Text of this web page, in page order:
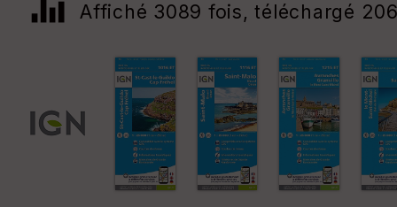
Affiché 3089 fois, téléchargé